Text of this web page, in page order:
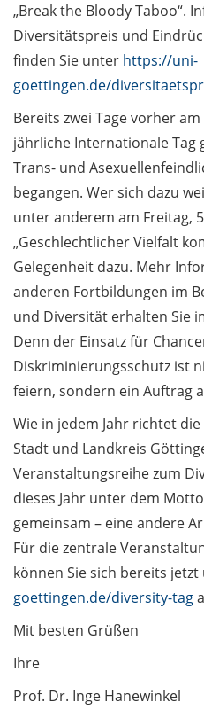
Edit: Verschoben auf
den 24. Juni „Dies
Academicus“: Sport-
und Kulturfest /
Postponed to 24 June
Sports and Cultural
festival „Dies
Academicus“
CampusPost: Kaffee-
und Berufswahl (in
German)
Beschäftigte / Staff
5.2
Dienstrad-Leasing – ein
Thema, das bewegt /
Company bike leasing –
a topic that moves
Führung neu gedacht –
Leadership Forum geht
in die zweite Runde /
Rethinking Leadership –
Leadership Forum
Enters Its Second
Round
News aus der Abteilung
HR Department (in
German)
„Break the Bloody Taboo“.
Diversitätspreis und
finden Sie unter https://uni-
goettingen.de/
Bereits zwei Tage vorher
jährliche Internationale Tag
Trans- und
begangen. Wer sich dazu
unter anderem am Freitag,
„Geschlechtlicher Vielfalt
Gelegenheit dazu. Mehr
anderen Fortbildungen im
und Diversität erhalten Sie
Denn der Einsatz für
Diskriminierungsschutz ist
feiern, sondern ein Auftrag
Wie in jedem Jahr richtet
Stadt und Landkreis
Veranstaltungsreihe zum
dieses Jahr unter dem
gemeinsam – eine andere
Für die zentrale
können Sie sich bereits
goettingen.de/diversity-tag
Mit besten Grüßen
Ihre
Prof. Dr. Inge Hanewinkel